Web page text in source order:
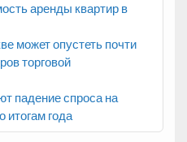
аренды квартир в
может опустеть почти
торговой
падение спроса на
итогам года